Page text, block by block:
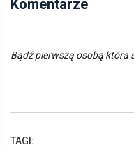
Komentarze
Bądź pierwszą osobą która
TAGI: